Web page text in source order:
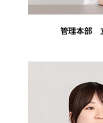
管理本部